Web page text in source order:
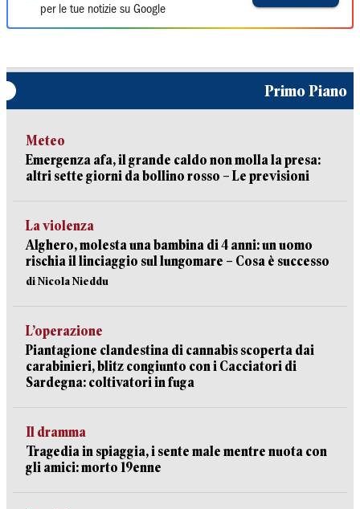
per le tue notizie su Google
Primo Piano
Meteo
Emergenza afa, il grande caldo non molla la presa:
altri sette giorni da bollino rosso – Le previsioni
La violenza
Alghero, molesta una bambina di 4 anni: un uomo
rischia il linciaggio sul lungomare – Cosa è successo
di Nicola Nieddu
L’operazione
Piantagione clandestina di cannabis scoperta dai
carabinieri, blitz congiunto con i Cacciatori di
Sardegna: coltivatori in fuga
Il dramma
Tragedia in spiaggia, i sente male mentre nuota con
gli amici: morto 19enne